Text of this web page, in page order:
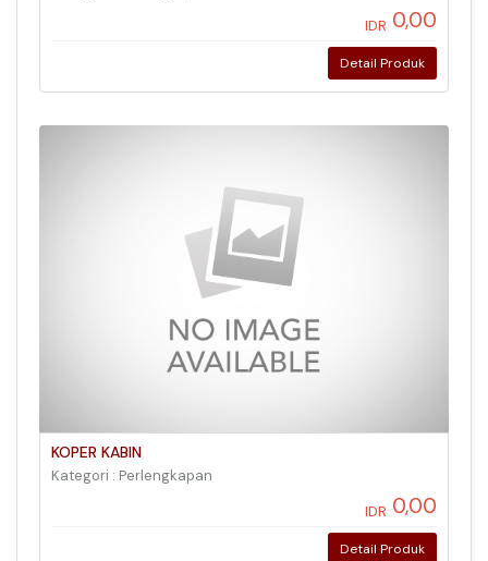
IDR 0,00
Detail Produk
KOPER KABIN
Kategori : Perlengkapan
IDR 0,00
Detail Produk